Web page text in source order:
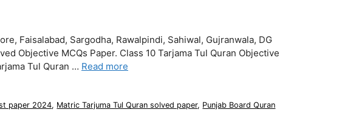
Faisalabad, Sargodha, Rawalpindi, Sahiwal, Gujranwala, DG
Objective MCQs Paper. Class 10 Tarjama Tul Quran Objective
Tul Quran … Read more
paper 2024, Matric Tarjuma Tul Quran solved paper, Punjab Board Quran